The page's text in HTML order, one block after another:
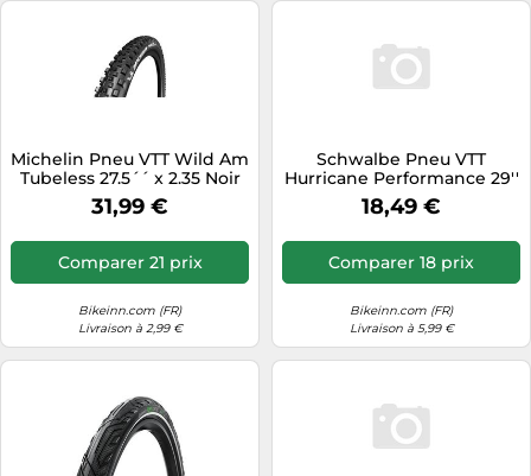
Michelin Pneu VTT Wild Am
Tubeless 27.5´´ x 2.35 Noir
31,99 €
Comparer 21 prix
Bikeinn.com (FR)
Livraison à 2,99 €
Schwalbe Pneu VTT
Hurricane Performance 29''
x 2.25 Rigid Noir
18,49 €
Comparer 18 prix
Bikeinn.com (FR)
Livraison à 5,99 €